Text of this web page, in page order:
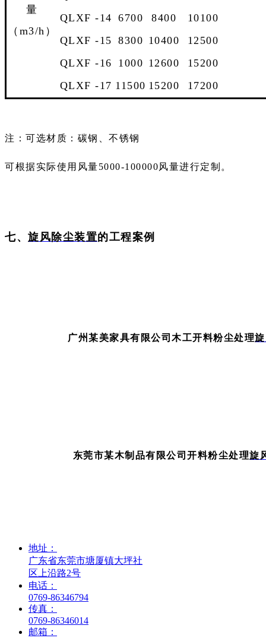
量
（m3/h）
QLXF -14 6700 8400
10100
QLXF -15 8300 10400
12500
QLXF -16
1000 12600
15200
QLXF -17 11500 15200 17200
注：可选材质：碳钢、不锈钢
可根据实际使用风量5000-100000风量进行定制。
七、 旋风除尘装置的工程案例
广州某美家具有限公司木工开料粉尘处理
东莞市某木制品有限公司开料粉尘处理旋
地址：
广东省东莞市塘厦镇大坪社
区上沿路2号
电话：
0769-86346794
传真：
0769-86346014
邮箱：